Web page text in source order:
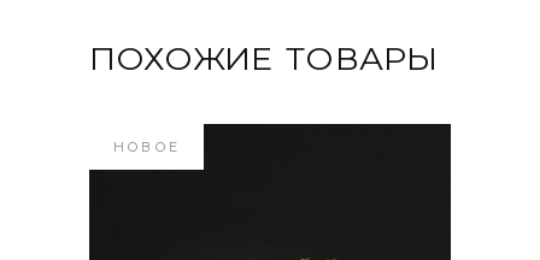
ПОХОЖИЕ ТОВАРЫ
НОВОЕ